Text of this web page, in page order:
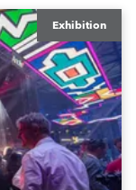
Exhibition